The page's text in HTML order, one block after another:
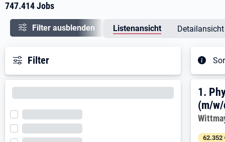
747.414 Jobs
Filter ausblenden Listenansicht Detailansicht
Filter
1.
1.
(m/
62.352